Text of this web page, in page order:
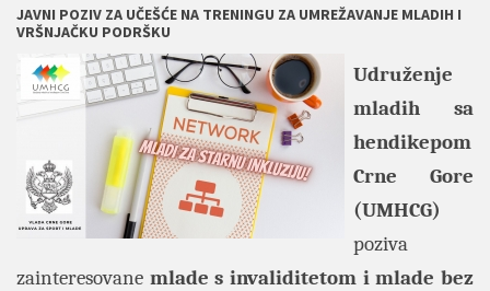
JAVNI POZIV ZA UČEŠĆE NA TRENINGU ZA UMREŽAVANJE MLADIH I
VRŠNJAČKU PODRŠKU
Udruženje
mladih sa
hendikepom
Crne Gore
(UMHCG)
poziva
zainteresovane mlade s invaliditetom i mlade bez